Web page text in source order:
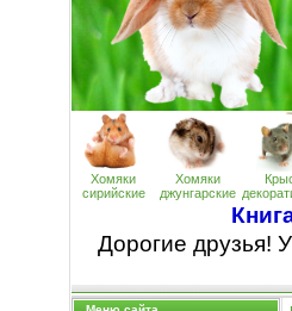
Хомяки
сирийские
Хомяки
джунгарские
Дорогие друзья!